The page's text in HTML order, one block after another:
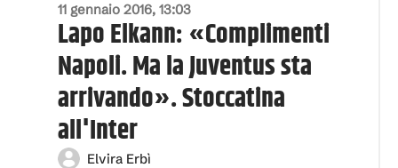
11 gennaio 2016, 13:03
Lapo Elkann: «Complimenti
Napoli. Ma la Juventus sta
arrivando». Stoccatina
all'Inter
Elvira Erbì